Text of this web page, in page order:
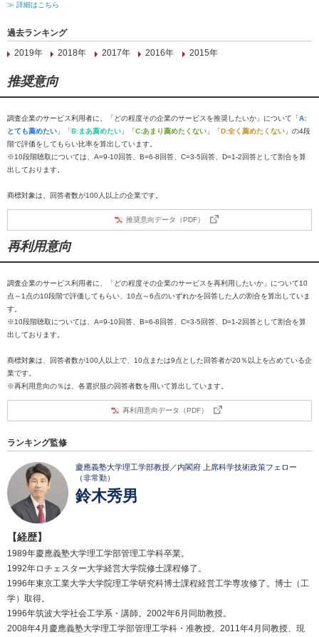
≫ 詳細はこちら
過去ランキング
2019年
2018年 2017年 2016年 2015年
推奨意向
調査企業のサービス利用者に、「どの程度その企業のサービスを推奨したいか」について「A:
とても薦めたい 」「B:まあ薦めたい 」「C:あまり薦めたくない 」「D:全く薦めたくない 」の4段
階で評価をしてもらい比率を算出しています。
※10段階聴取については、A=9-10回答、B=6-8回答、C=3-5回答、D=1-2回答として割合を算
出しております。
商標対象は、回答者数が100人以上の企業です。
推奨意向データ（PDF）
再利用意向
調査企業のサービス利用者に、「どの程度その企業のサービスを再利用したいか」について10
点～1点の10段階で評価してもらい、10点～6点のいずれかを回答した人の割合を算出していま
す。
※10段階聴取については、A=9-10回答、B=6-8回答、C=3-5回答、D=1-2回答として割合を算
出しております。
商標対象は、回答者数が100人以上で、10点または9点とした回答者が20％以上を占めている企
業です。
※再利用意向の％は、各選択肢の回答者数を用いて算出しています。
再利用意向データ（PDF）
ランキング監修
慶應義塾大学理工学部教授／内閣府 上席科学技術政策フェロー
（非常勤）
鈴木秀男
【経歴】
1989年慶應義塾大学理工学部管理工学科卒業。
1992年ロチェスター大学経営大学院修士課程修了。
1996年東京工業大学大学院理工学研究科博士課程経営工学専攻修了。博士（工
学）取得。
1996年筑波大学社会工学系・講師。2002年6月同助教授。
2008年4月慶應義塾大学理工学部管理工学科・准教授。2011年4月同教授、現